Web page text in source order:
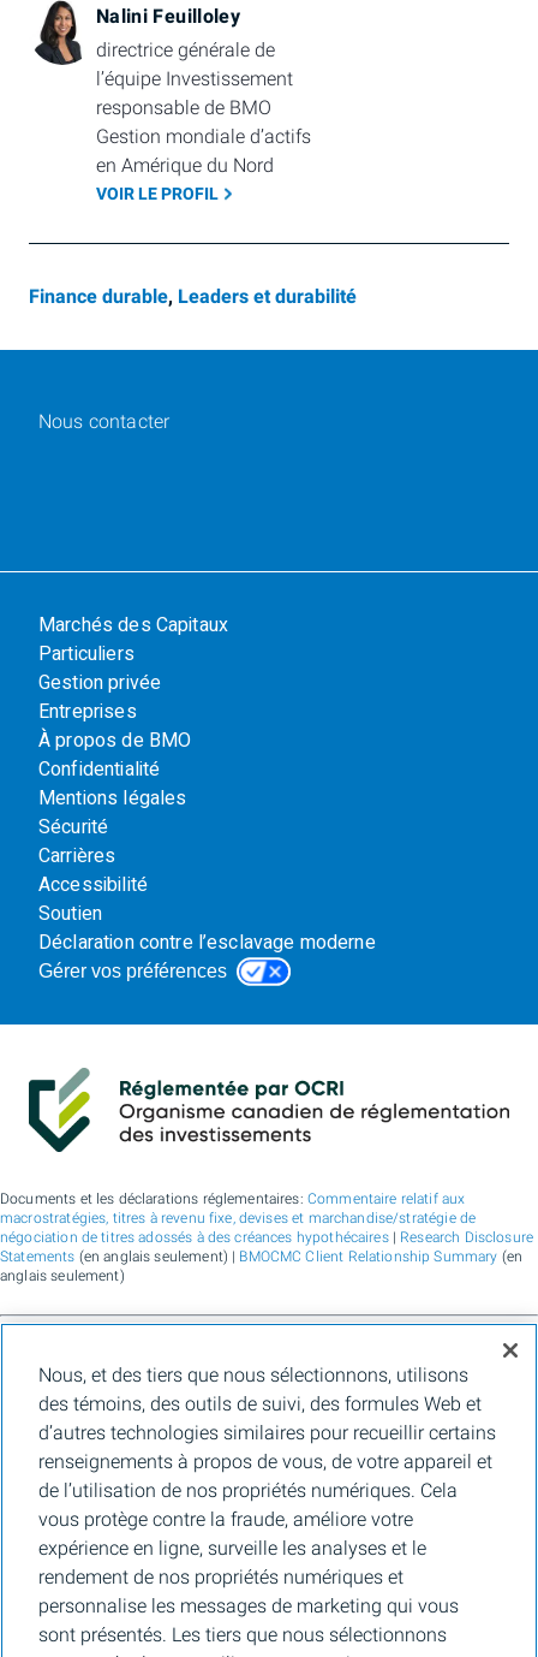
Nalini Feuilloley
directrice générale de
l’équipe Investissement
responsable de BMO
Gestion mondiale d’actifs
en Amérique du Nord
VOIR LE PROFIL
Finance durable, Leaders et durabilité
Nous contacter
Marchés des Capitaux
Particuliers
Gestion privée
Entreprises
À propos de BMO
Confidentialité
Mentions légales
Sécurité
Carrières
Accessibilité
Soutien
Déclaration contre l’esclavage moderne
Gérer vos préférences
Documents et les déclarations réglementaires: Commentaire relatif aux
macrostratégies, titres à revenu fixe, devises et marchandise/stratégie de
négociation de titres adossés à des créances hypothécaires| Research Disclosure
Statements (en anglais seulement) | BMOCMC Client Relationship Summary (en
anglais seulement)
financier pour les services de vente en gros de la Banque de Montréal, de BMO
Bank N.A. (membre de la FDIC), de Bank of Montreal Europe Plc et de Bank of
Montreal (China) Co. Ltd., pour les services de courtage auprès des clients
institutionnels de BMO Capital Markets Corp. (membre de laFINRAet de laSIPC
et les services de courtage d'agence de Clearpool Execution Services, LLC
(membre laFINRAet de la SIPC) aux États-Unis, ainsi que pour les services de
courtage auprès des clients institutionnels de BMO Nesbitt Burns Inc. (membre de
l’Organisme canadien de réglementation des investissements, et membre du
Fonds canadien de protection des épargnants) au Canada et en Asie, de Bank of
Montreal Europe Plc (autorisée et réglementée par la Central Bank of Ireland) en
Europe et de BMO Capital Markets Limited (autorisée et réglementée par la
Financial Conduct Authority) au Royaume-Uni et en Australie, ainsi que pour les
services-conseils en matière d’établissement de crédits carbone, de durabilité et
de solutions pour l’environnement de Banque de Montréal, de BMO Radicle Inc., et
de Carbon Farmers Australia Pty Ltd. (ACN 136 799 221 AFSL 430135) en
Nous, et des tiers que nous sélectionnons, utilisons
des témoins, des outils de suivi, des formules Web et
d’autres technologies similaires pour recueillir certains
renseignements à propos de vous, de votre appareil et
de l’utilisation de nos propriétés numériques. Cela
vous protège contre la fraude, améliore votre
expérience en ligne, surveille les analyses et le
rendement de nos propriétés numériques et
personnalise les messages de marketing qui vous
sont présentés. Les tiers que nous sélectionnons